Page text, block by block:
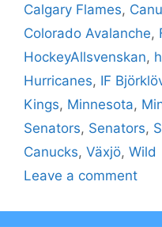
Calgary Flames,
Colorado Avalanche,
HockeyAllsvenskan,
Hurricanes, IF
Kings, Minnesota,
Senators, Senators,
Canucks, Växjö, Wild
Leave a comment